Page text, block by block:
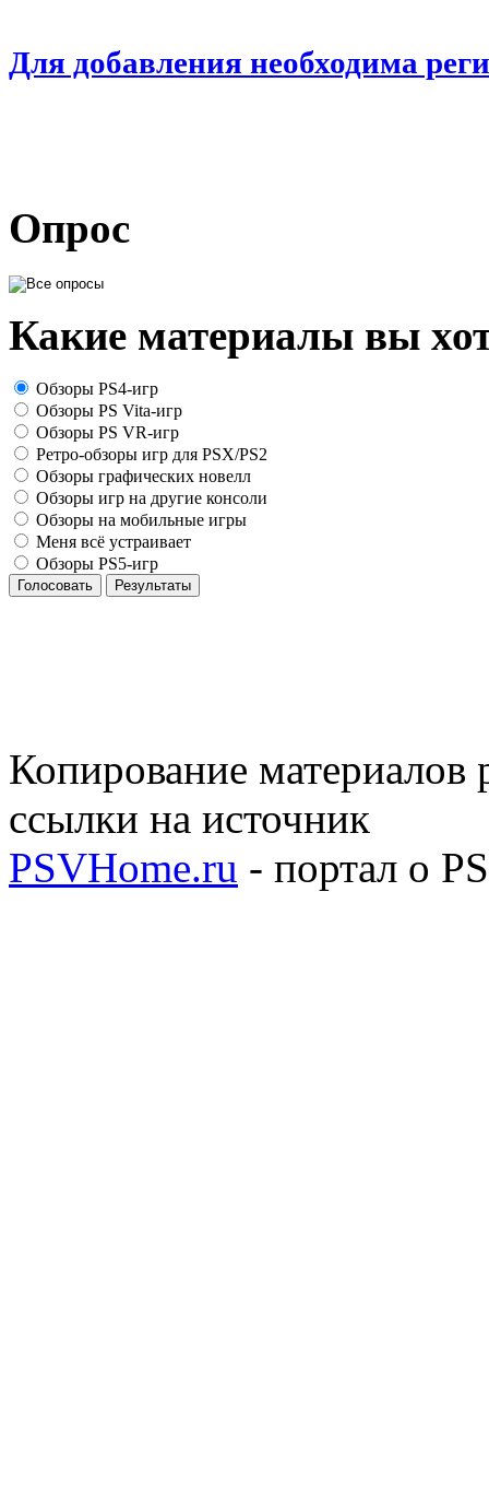
Для добавления необходима
Опрос
Какие материалы вы
Обзоры PS4-игр
Обзоры PS Vita-игр
Обзоры PS VR-игр
Ретро-обзоры игр для PSX/PS2
Обзоры графических новелл
Обзоры игр на другие консоли
Обзоры на мобильные игры
Меня всё устраивает
Обзоры PS5-игр
Голосовать Результаты
Копирование материалов
ссылки на источник
PSVHome.ru - портал о